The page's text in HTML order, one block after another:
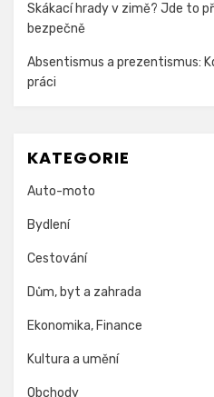
Skákací hrady v zimě? Jde to
bezpečně
Absentismus a prezentismus:
práci
KATEGORIE
Auto-moto
Bydlení
Cestování
Dům, byt a zahrada
Ekonomika, Finance
Kultura a umění
Obchody